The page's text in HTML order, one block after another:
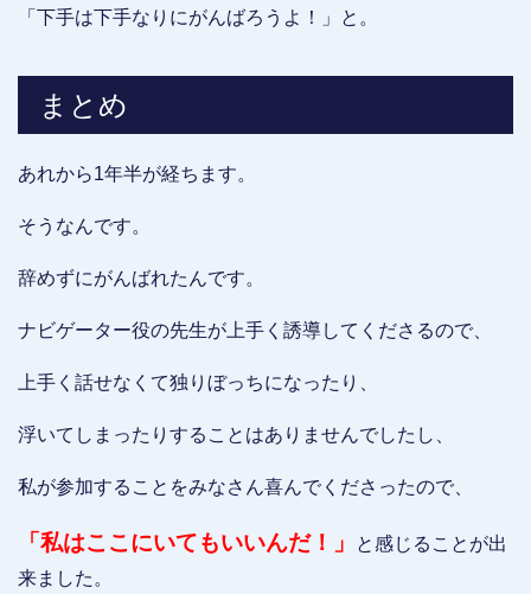
「下手は下手なりにがんばろうよ！」と。
まとめ
あれから1年半が経ちます。
そうなんです。
辞めずにがんばれたんです。
ナビゲーター役の先生が上手く誘導してくださるので、
上手く話せなくて独りぼっちになったり、
浮いてしまったりすることはありませんでしたし、
私が参加することをみなさん喜んでくださったので、
「私はここにいてもいいんだ！」
と感じることが出
来ました。